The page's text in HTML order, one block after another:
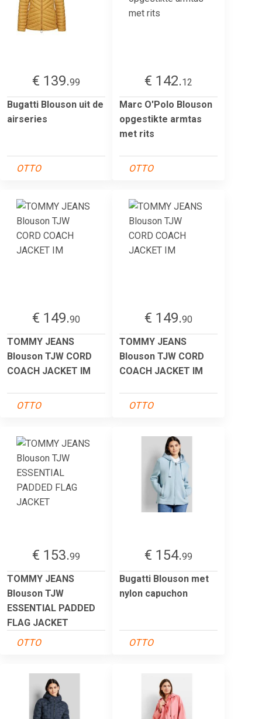
€ 139.99
Bugatti Blouson uit de
airseries
OTTO
€ 142.12
Marc O'Polo Blouson
opgestikte armtas
met rits
OTTO
€ 149.90
TOMMY JEANS
Blouson TJW CORD
COACH JACKET IM
OTTO
€ 149.90
TOMMY JEANS
Blouson TJW CORD
COACH JACKET IM
OTTO
€ 153.99
TOMMY JEANS
Blouson TJW
ESSENTIAL PADDED
FLAG JACKET
OTTO
€ 154.99
Bugatti Blouson met
nylon capuchon
OTTO